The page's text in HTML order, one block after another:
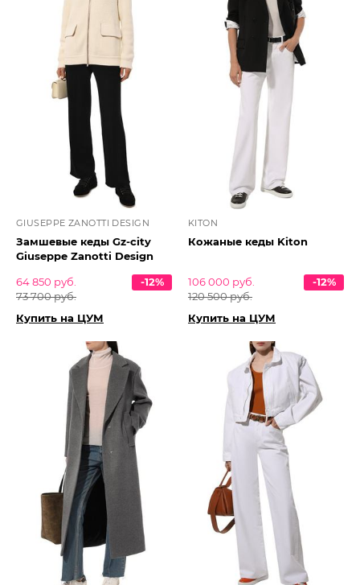
GIUSEPPE ZANOTTI DESIGN
Замшевые кеды Gz-city
Giuseppe Zanotti Design
64 850 руб.
73 700 руб.
-12%
Купить на ЦУМ
KITON
Кожаные кеды Kiton
106 000 руб.
120 500 руб.
-12%
Купить на ЦУМ